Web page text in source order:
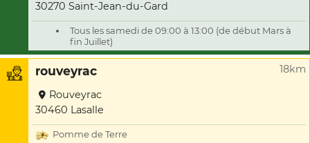
30270 Saint-Jean-du-Gard
Tous les samedi de 09:00 à 13:00 (de début Mars à
fin Juillet)
rouveyrac 18km
Rouveyrac
30460 Lasalle
Pomme de Terre